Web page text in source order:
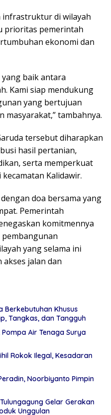
di wilayah
prioritas pemerintah
ekonomi dan
baik antara
Kami siap mendukung
yang bertujuan
masyarakat,” tambahnya.
tersebut diharapkan
hasil pertanian,
serta memperkuat
Kalidawir.
doa bersama yang
Pemerintah
komitmennya
yang selama ini
jalan dan
Berkebutuhan Khusus
Tangkas, dan Tangguh
Air Tenaga Surya
Rokok Ilegal, Kesadaran
Noorbiyanto Pimpin
Gelar Gerakan
Unggulan